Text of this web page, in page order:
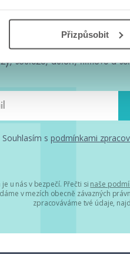
Přizpůsobit
každý měsíc
soutěže, autoři, filmové a
Souhlasím s podmínkami
u nás v bezpečí. Přečti si naše
v mezích obecně závazných
zpracováváme tvé údaje,